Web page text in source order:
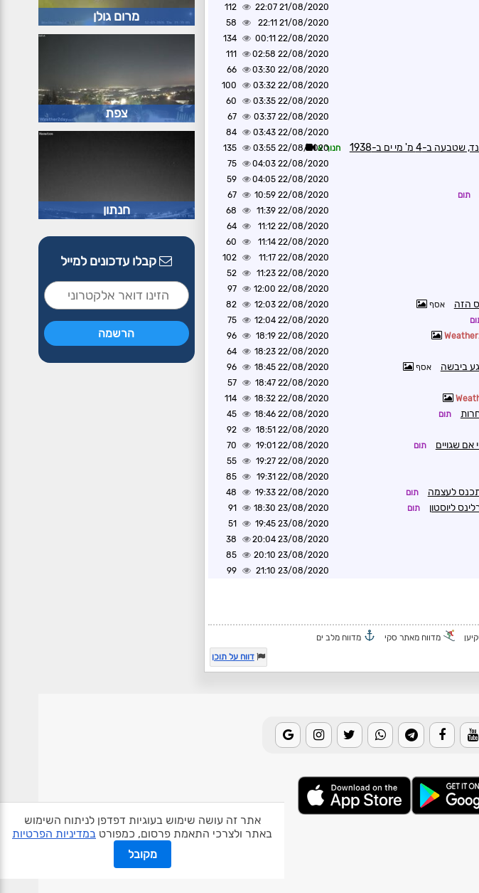
אתר זה עושה שימוש בעוגיות דפדפן לניתוח השימוש
באתר ולצרכי התאמת פרסום, כמפורט במדיניות הפרטיות
מקובל
21/08/2020 22:07
112
21/08/2020 22:11
58
22/08/2020 00:11
134
22/08/2020 02:58
111
22/08/2020 03:30
66
22/08/2020 03:32
100
22/08/2020 03:35
60
22/08/2020 03:37
67
22/08/2020 03:43
84
חנוך א22/08/2020 03:55
135
22/08/2020 04:03
75
22/08/2020 04:05
59
תום 22/08/2020 10:59
67
22/08/2020 11:39
68
22/08/2020 11:12
64
22/08/2020 11:14
60
22/08/2020 11:17
102
22/08/2020 11:23
52
22/08/2020 12:00
97
הזה אסף 22/08/2020 12:03
82
22/08/2020 12:04
75
22/08/2020 18:19
96
22/08/2020 18:23
64
ביבשה אסף 22/08/2020 18:45
96
22/08/2020 18:47
57
22/08/2020 18:32
114
תום 22/08/2020 18:46
45
22/08/2020 18:51
92
שגויים תום 22/08/2020 19:01
70
22/08/2020 19:27
55
22/08/2020 19:31
85
לעצמה תום 22/08/2020 19:33
48
ליוסטון תום 23/08/2020 18:30
91
23/08/2020 19:45
51
23/08/2020 20:04
38
23/08/2020 20:10
85
23/08/2020 21:10
99
מדווח מאתר סקי
מדווח מלב ים
דווח על תוכן
מרום גולן
צפת
חנתון
קבלו עדכונים למייל
אודות האתר פרטיות תנאי שימוש צור קשר בעלי אתרים